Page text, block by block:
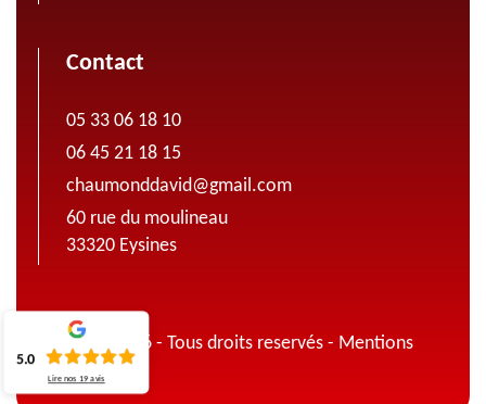
Contact
05 33 06 18 10
06 45 21 18 15
chaumonddavid@gmail.com
60 rue du moulineau
33320 Eysines
© 2022 - 2026 - Tous droits reservés - Mentions
légales
5.0
Lire nos 19 avis